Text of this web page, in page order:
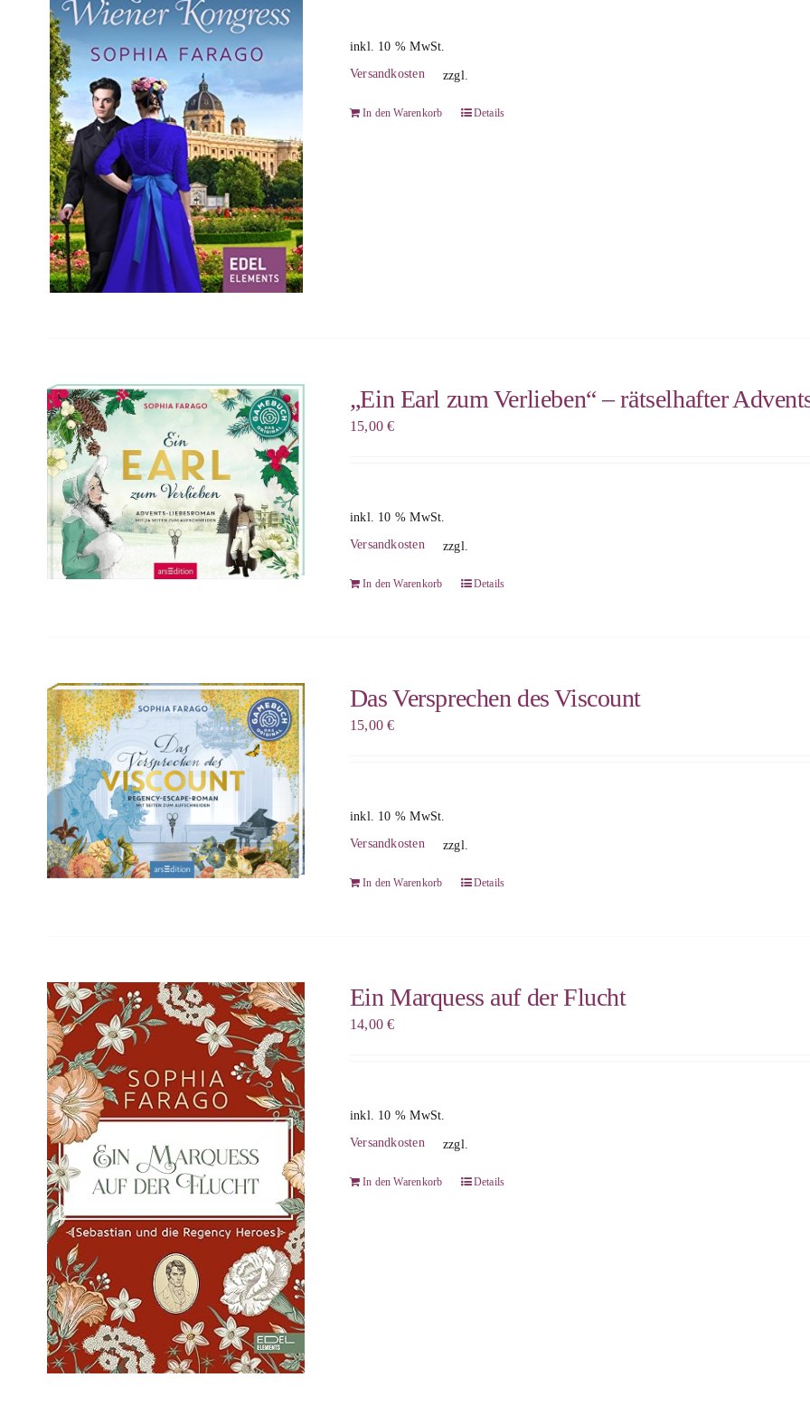
inkl. 10 % MwSt.
zzgl.
Versandkosten
In den Warenkorb Details
„Ein Earl zum Verlieben“ – rätselhafter
15,00€
inkl. 10 % MwSt.
zzgl.
Versandkosten
In den Warenkorb Details
Das Versprechen des Viscount
15,00€
inkl. 10 % MwSt.
zzgl.
Versandkosten
In den Warenkorb Details
Ein Marquess auf der Flucht
14,00€
inkl. 10 % MwSt.
zzgl.
Versandkosten
In den Warenkorb Details